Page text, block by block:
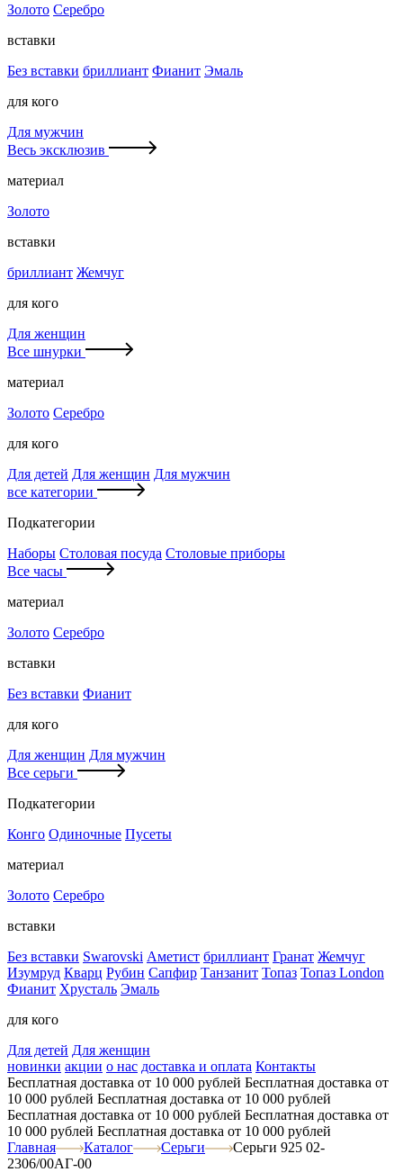
Золото Серебро
вставки
Без вставки бриллиант Фианит Эмаль
для кого
Для мужчин
Весь эксклюзив
материал
Золото
вставки
бриллиант Жемчуг
для кого
Для женщин
Все шнурки
материал
Золото Серебро
для кого
Для детей Для женщин Для мужчин
все категории
Подкатегории
Наборы Столовая посуда Столовые приборы
Все часы
материал
Золото Серебро
вставки
Без вставки Фианит
для кого
Для женщин Для мужчин
Все серьги
Подкатегории
Конго Одиночные Пусеты
материал
Золото Серебро
вставки
Без вставки Swarovski Аметист бриллиант Гранат Жемчуг
Изумруд Кварц Рубин Сапфир Танзанит Топаз Топаз London
Фианит Хрусталь Эмаль
для кого
Для детей Для женщин
новинки акции о нас доставка и оплата Контакты
Бесплатная доставка от 10 000 рублей Бесплатная доставка от
10 000 рублей Бесплатная доставка от 10 000 рублей
Бесплатная доставка от 10 000 рублей Бесплатная доставка от
10 000 рублей Бесплатная доставка от 10 000 рублей
Главная
Каталог Серьги
Серьги 925 02-
2306/00АГ-00